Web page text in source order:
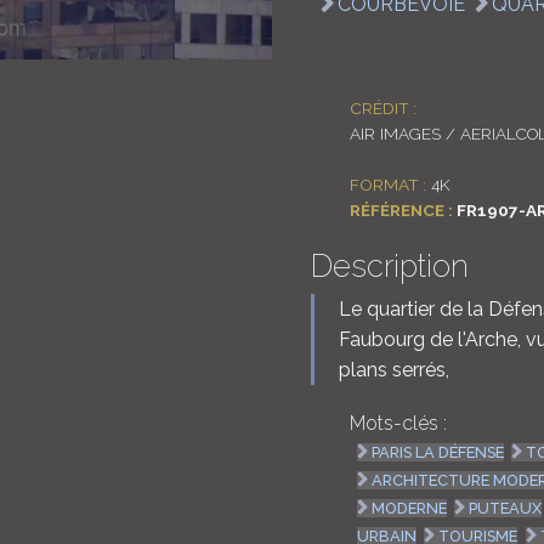
CRÉDIT :
AIR IMAGES /
FORMAT : 4K
RÉFÉRENCE : FR1907-
Description
Le quartier de la
Faubourg de l'Arche,
plans serrés,
Mots-clés :
PARIS LA DÉFENSE
ARCHITECTURE
MODERNE
PUTEAUX
URBAIN
TOURISME